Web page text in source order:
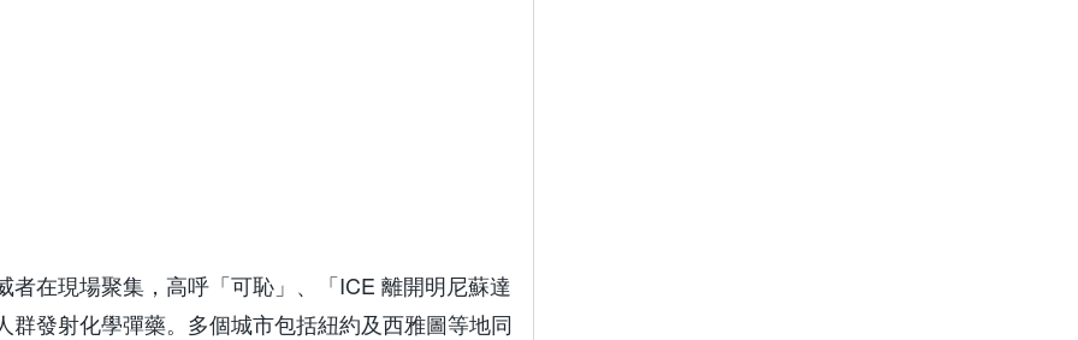
者在現場聚集，高呼「可恥」、「ICE 離開明尼蘇達
群發射化學彈藥。多個城市包括紐約及西雅圖等地同